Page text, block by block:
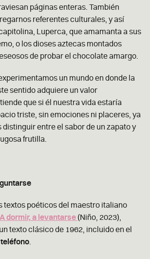
páginas enteras. También
referentes culturales, y así
Luperca, que amamanta a sus
o los dioses aztecas montados
de probar el chocolate amargo.
un mundo en donde la
sentido adquiere un valor
que si él nuestra vida estaría
triste, sin emociones ni placeres, ya
distinguir entre el sabor de un zapato y
frutilla.
textos poéticos del maestro italiano
A dormir, a levantarse (Niño, 2023),
texto clásico de 1962, incluido en el